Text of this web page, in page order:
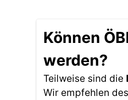
Können
werden?
Teilweise sind die
Wir empfehlen